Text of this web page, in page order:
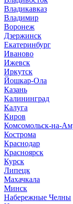
Владикавказ
Владимир
Воронеж
Дзержинск
Екатеринбург
Иваново
Ижевск
Иркутск
Йошкар-Ола
Казань
Калининград
Калуга
Киров
Комсомольск-на-
Кострома
Краснодар
Красноярск
Курск
Липецк
Махачкала
Минск
Набережные Челны